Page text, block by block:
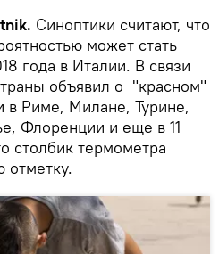
Синоптики считают, что
может стать
года в Италии. В связи
объявил о "красном"
в Риме, Милане, Турине,
Флоренции и еще в 11
столбик термометра
отметку.